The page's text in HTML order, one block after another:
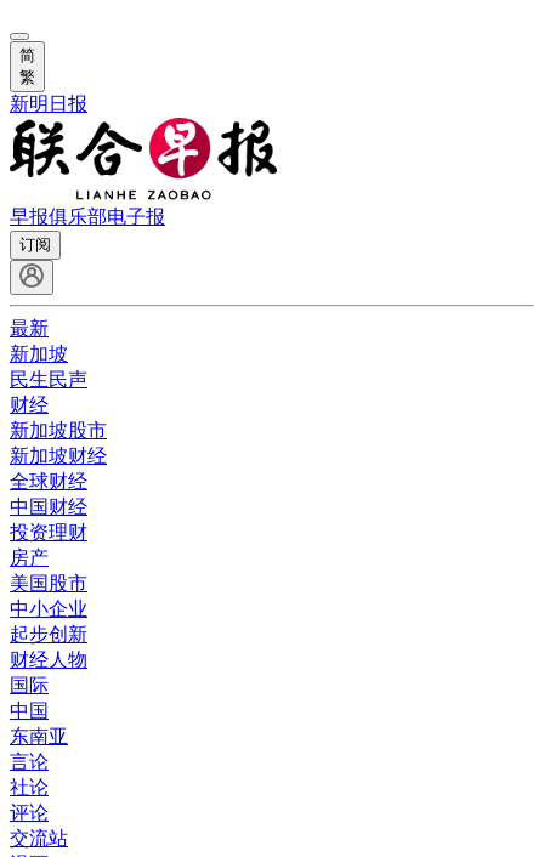
简
繁
新明日报
早报俱乐部电子报
订阅
最新
新加坡
民生民声
财经
新加坡股市
新加坡财经
全球财经
中国财经
投资理财
房产
美国股市
中小企业
起步创新
财经人物
国际
中国
东南亚
言论
社论
评论
交流站